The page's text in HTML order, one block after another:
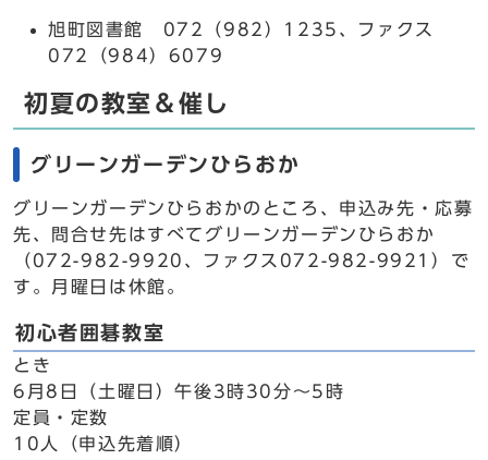
旭町図書館 072（982）1235、ファクス
072（984）6079
初夏の教室＆催し
グリーンガーデンひらおか
グリーンガーデンひらおかのところ、申込み先・応募
先、問合せ先はすべてグリーンガーデンひらおか
（072-982-9920、ファクス072-982-9921）で
す。月曜日は休館。
初心者囲碁教室
とき
6月8日（土曜日）午後3時30分～5時
定員・定数
10人（申込先着順）